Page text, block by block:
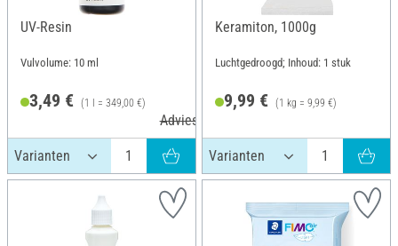
UV-Resin
Vulvolume: 10 ml
3,49 € (1 l = 349,00 €)
Adviesprijs 3,99 €
Keramiton, 1000g
Luchtgedroogd; Inhoud: 1 stuk
9,99 € (1 kg = 9,99 €)